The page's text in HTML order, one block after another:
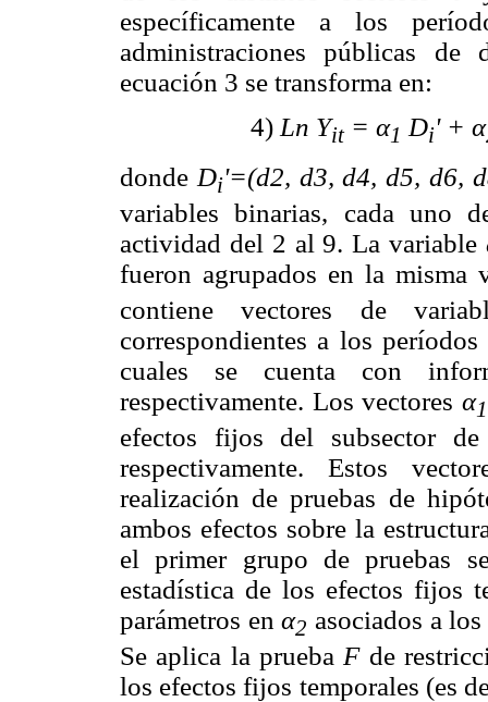
específicamente a los
administraciones públicas
ecuación 3 se transforma en:
4) Ln Yit= α1 Di' + α
donde Di'=(d2, d3, d4, d5, d6,
variables binarias, cada uno
actividad del 2 al 9. La variable
fueron agrupados en la misma
contiene vectores de
correspondientes a los
cuales se cuenta con
respectivamente. Los vectores α1
efectos fijos del subsector
respectivamente. Estos
realización de pruebas de
ambos efectos sobre la
el primer grupo de pruebas
estadística de los efectos fijos
parámetros enα2 asociados a
Se aplica la prueba Fde
los efectos fijos temporales (es